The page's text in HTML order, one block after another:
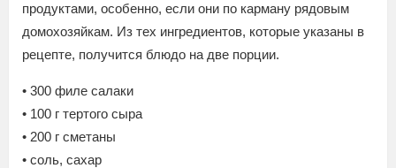
продуктами, особенно, если они по карману рядовым
домохозяйкам. Из тех ингредиентов, которые указаны в
рецепте, получится блюдо на две порции.
• 300 филе салаки
• 100 г тертого сыра
• 200 г сметаны
• соль, сахар